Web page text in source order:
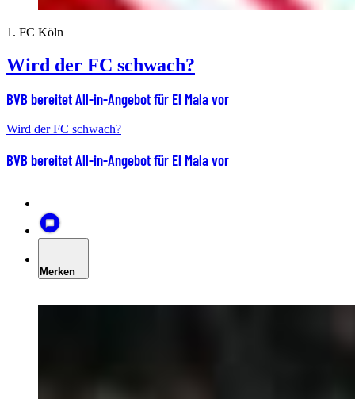
1. FC Köln
Wird der FC schwach?
BVB bereitet All-in-Angebot für El Mala vor
Wird der FC schwach?
BVB bereitet All-in-Angebot für El Mala vor
Merken